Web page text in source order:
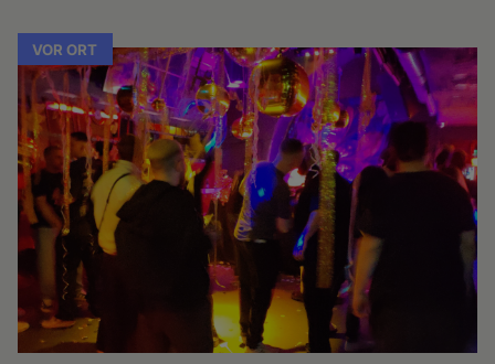
VOR ORT